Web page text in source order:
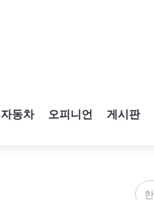
자동차 오피니언 게시판